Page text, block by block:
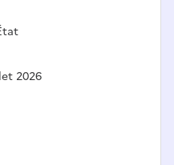
2026
de communication